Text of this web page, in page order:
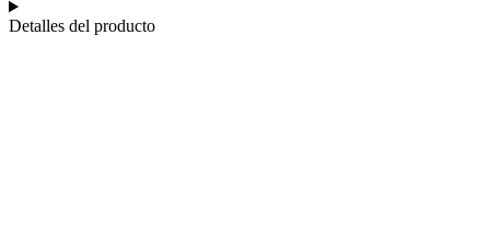
Detalles del producto